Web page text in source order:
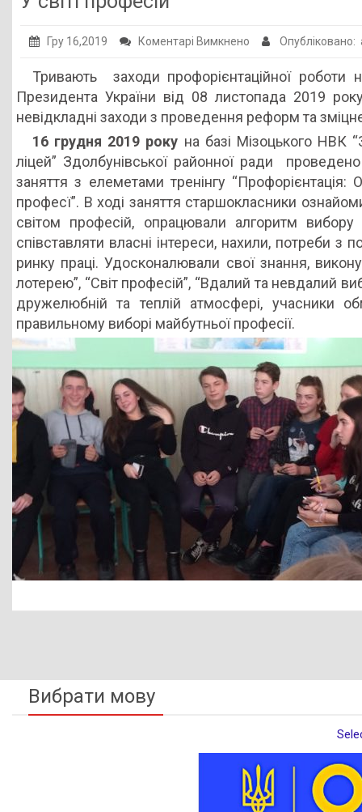
Публічна інформація
Заклади ПТО
Оголошення
Галерея
НМЦ ПТО України
Гру 16,2019 Коментарі Вимкнено до
світі
професій
Тривають заходи профорієнтаційної роботи
Президента України від 08 листопада 2019
невідкладні заходи з проведення реформ та
16 грудня 2019 року на базі Мізоцького НВК
ліцей” Здолбунівської районної ради
заняття з елеметами тренінгу “Профорієнтація:
професї”. В ході заняття старшокласники
світом професій, опрацювали алгоритм вибору
співставляти власні інтереси, нахили, потреби з
ринку праці. Удосконалювали свої знання,
лотерею”, “Світ професій”, “Вдалий та невдалий
дружелюбній та теплій атмосфері, учасники
правильному виборі майбутньої професії.
Вибрати мову